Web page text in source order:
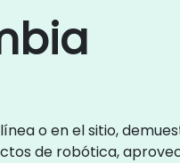
o en el sitio,
de robótica,